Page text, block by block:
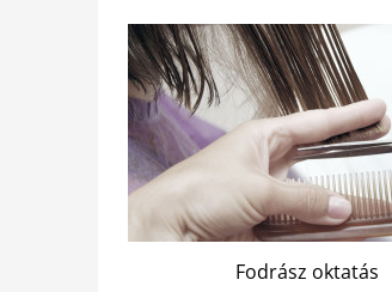
Fodrász oktatás